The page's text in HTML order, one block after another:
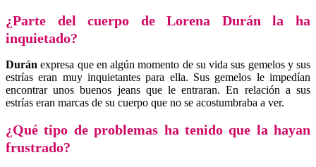
¿Parte del cuerpo de Lorena Durán la ha
inquietado?
Durán expresa que en algún momento de su vida sus gemelos y sus
estrías eran muy inquietantes para ella. Sus gemelos le impedían
encontrar unos buenos jeans que le entraran. En relación a sus
estrías eran marcas de su cuerpo que no se acostumbraba a ver.
¿Qué tipo de problemas ha tenido que la hayan
frustrado?